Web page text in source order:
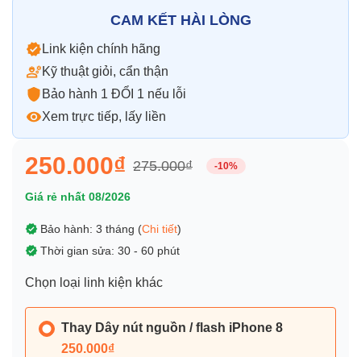
CAM KẾT HÀI LÒNG
Link kiện chính hãng
Kỹ thuật giỏi, cẩn thận
Bảo hành 1 ĐỔI 1 nếu lỗi
Xem trực tiếp, lấy liền
250.000₫ 275.000₫ -10%
Giá rẻ nhất 08/2026
Bảo hành: 3 tháng (Chi tiết)
Thời gian sửa: 30 - 60 phút
Chọn loại linh kiện khác
Thay Dây nút nguồn / flash iPhone 8
250.000₫